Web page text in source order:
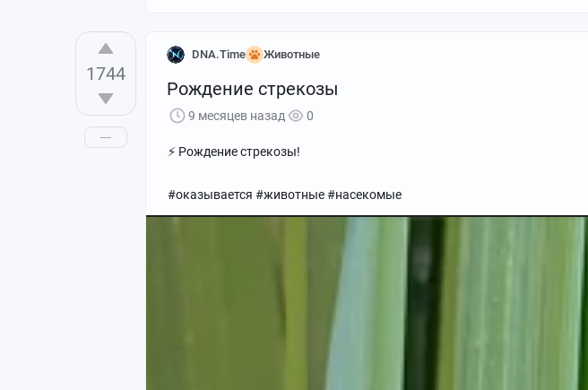
1744
DNA.Time Животные
Рождение стрекозы
9 месяцев назад 0
⚡️ Рождение стрекозы!
#оказывается #животные #насекомые